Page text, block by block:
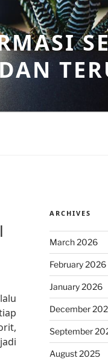
ARCHIVES
March 2026
February 2026
January 2026
December
September
August 2025